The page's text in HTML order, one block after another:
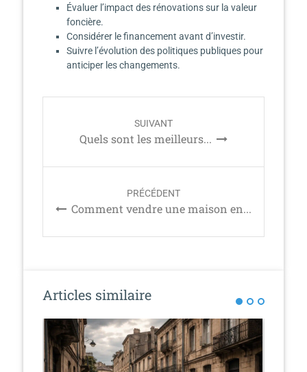
Évaluer l’impact des rénovations sur la valeur
foncière.
Considérer le financement avant d’investir.
Suivre l’évolution des politiques publiques pour
anticiper les changements.
t
i
t
o
n
SUIVANT
Quels sont les meilleurs...
PRÉCÉDENT
Comment vendre une maison en...
Articles similaire